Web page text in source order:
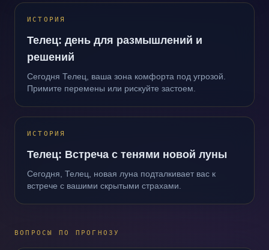
ИСТОРИЯ
Телец: день для размышлений и
решений
Сегодня Телец, ваша зона комфорта под угрозой.
Примите перемены или рискуйте застоем.
ИСТОРИЯ
Телец: Встреча с тенями новой луны
Сегодня, Телец, новая луна подталкивает вас к
встрече с вашими скрытыми страхами.
ВОПРОСЫ ПО ПРОГНОЗУ